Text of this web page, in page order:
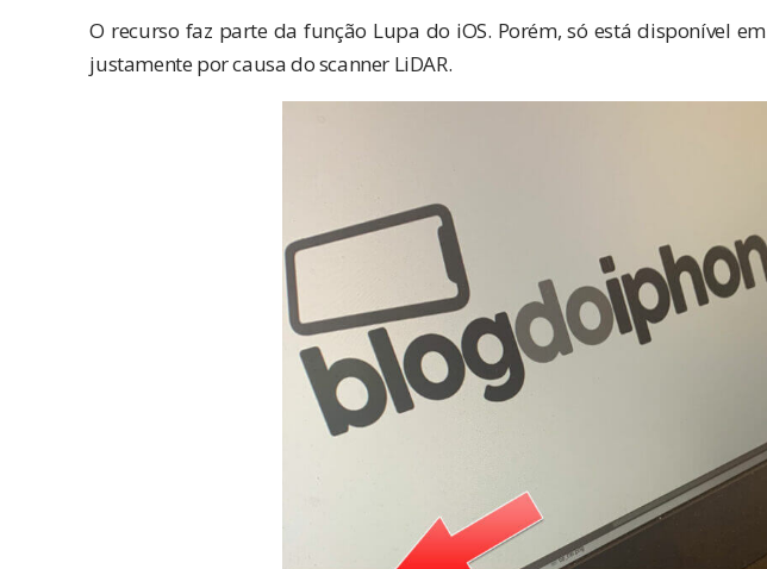
O recurso faz parte da função Lupa do iOS. Porém, só está disponível em
justamente por causa doscanner LiDAR.